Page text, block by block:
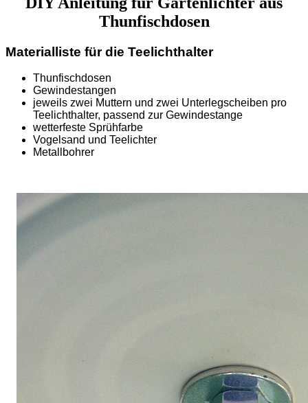
Thunfischdosen
Materialliste für die Teelichthalter
Thunfischdosen
Gewindestangen
jeweils zwei Muttern und zwei Unterlegscheiben pro
Teelichthalter, passend zur Gewindestange
wetterfeste Sprühfarbe
Vogelsand und Teelichter
Metallbohrer